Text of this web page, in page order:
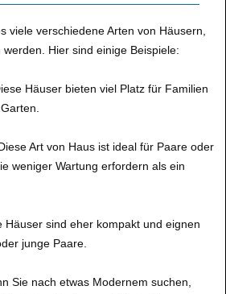
viele verschiedene Arten von Häusern,
Hier sind einige Beispiele:
Häuser bieten viel Platz für Familien
Art von Haus ist ideal für Paare oder
weniger Wartung erfordern als ein
Häuser sind eher kompakt und eignen
junge Paare.
Sie nach etwas Modernem suchen,